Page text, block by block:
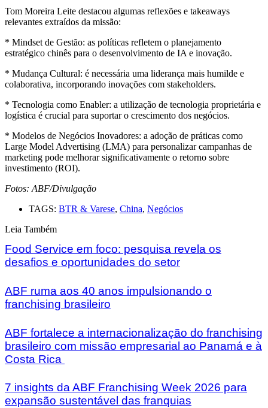
Tom Moreira Leite destacou algumas reflexões e takeaways
relevantes extraídos da missão:
* Mindset de Gestão: as políticas refletem o planejamento
estratégico chinês para o desenvolvimento de IA e inovação.
* Mudança Cultural: é necessária uma liderança mais humilde e
colaborativa, incorporando inovações com stakeholders.
* Tecnologia como Enabler: a utilização de tecnologia proprietária e
logística é crucial para suportar o crescimento dos negócios.
* Modelos de Negócios Inovadores: a adoção de práticas como
Large Model Advertising (LMA) para personalizar campanhas de
marketing pode melhorar significativamente o retorno sobre
investimento (ROI).
Fotos: ABF/Divulgação
TAGS: BTR & Varese, China, Negócios
Leia Também
Food Service em foco: pesquisa revela os
desafios e oportunidades do setor
ABF ruma aos 40 anos impulsionando o
franchising brasileiro
ABF fortalece a internacionalização do franchising
brasileiro com missão empresarial ao Panamá e à
Costa Rica
7 insights da ABF Franchising Week 2026 para
expansão sustentável das franquias